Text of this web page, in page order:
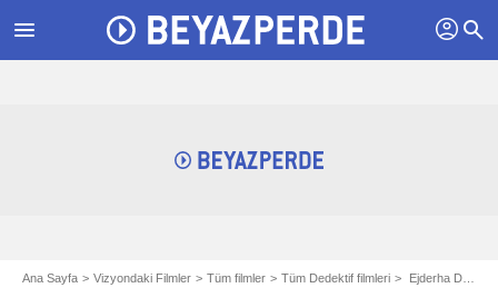
menu profil search
Ana Sayfa Vizyondaki Filmler Tüm filmler Tüm Dedektif filmleri Ejderha Dövmeli Kız